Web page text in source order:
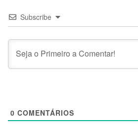
Subscribe
0 COMENTÁRIOS